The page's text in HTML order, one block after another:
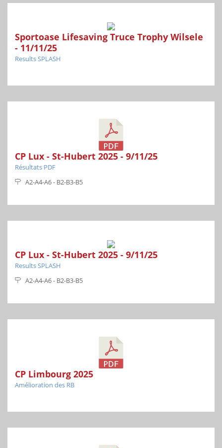
Sportoase Lifesaving Truce Trophy Wilsele
- 11/11/25
Results SPLASH
CP Lux - St-Hubert 2025 - 9/11/25
Résultats PDF
A2-A4-A6 - B2-B3-B5
CP Lux - St-Hubert 2025 - 9/11/25
Results SPLASH
A2-A4-A6 - B2-B3-B5
CP Limbourg 2025
Amélioration des RB